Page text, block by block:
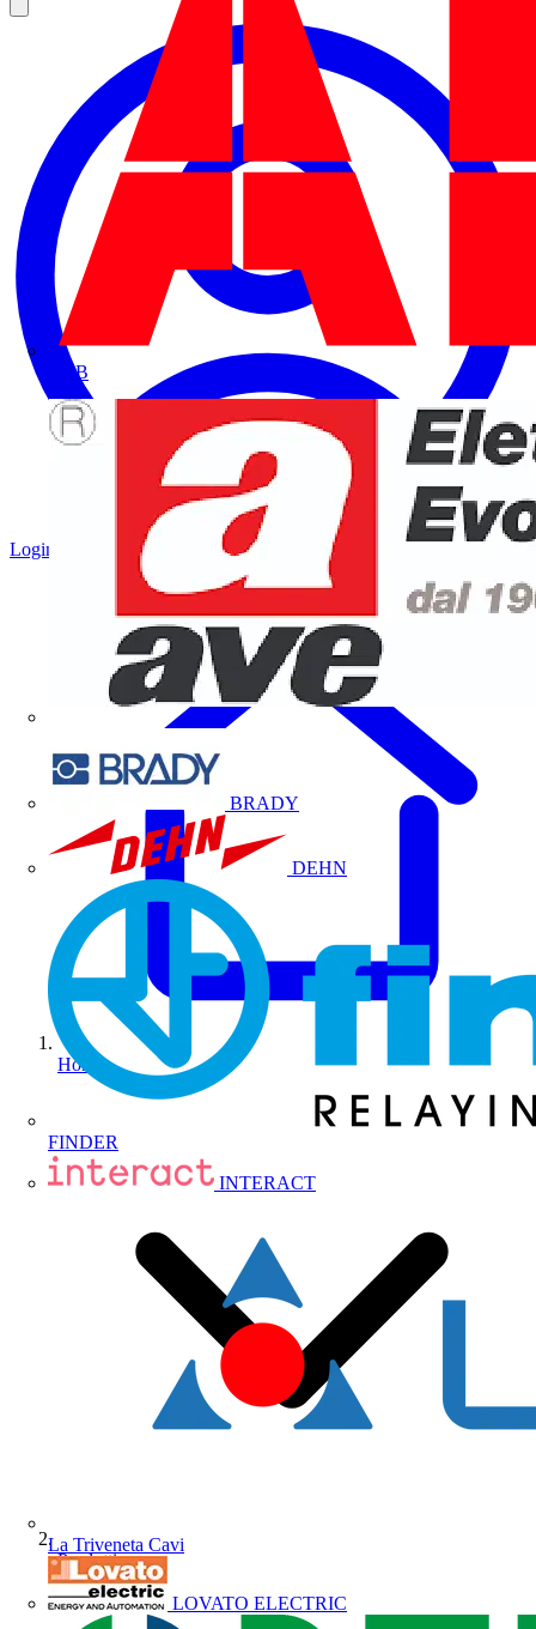
ABB
BRADY
DEHN
FINDER
INTERACT
La Triveneta Cavi
LOVATO ELECTRIC
Login
Home
Prodotti